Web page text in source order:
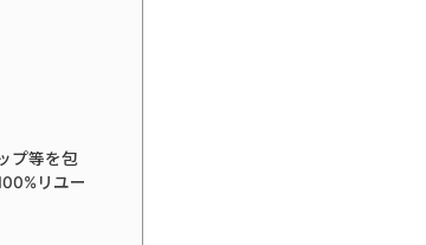
プ等を包
リユー